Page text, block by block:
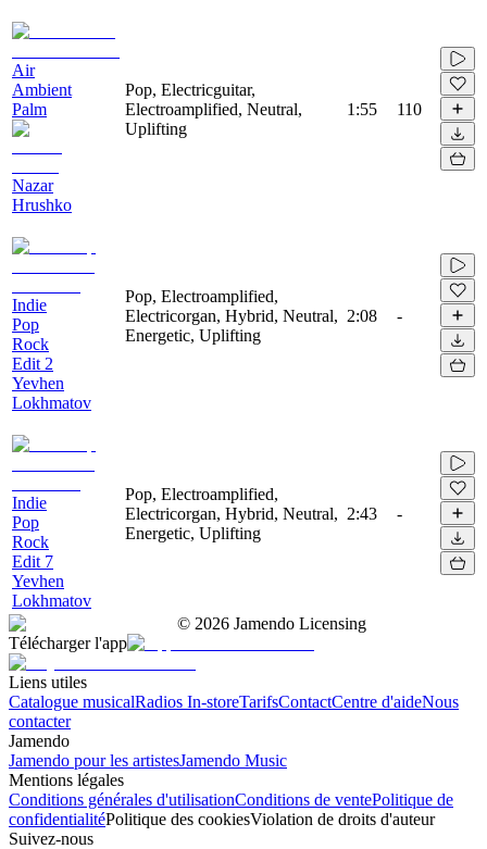
Air
Ambient
Palm
Nazar
Hrushko
Pop, Electricguitar,
Electroamplified, Neutral,
Uplifting
1:55 110
Indie
Pop
Rock
Edit 2
Yevhen
Lokhmatov
Pop, Electroamplified,
Electricorgan, Hybrid, Neutral,
Energetic, Uplifting
2:08 -
Indie
Pop
Rock
Edit 7
Yevhen
Lokhmatov
Pop, Electroamplified,
Electricorgan, Hybrid, Neutral,
Energetic, Uplifting
2:43 -
© 2026 Jamendo Licensing
Télécharger l'app
Liens utiles
Catalogue musicalRadios In-storeTarifsContactCentre d'aideNous
contacter
Jamendo
Jamendo pour les artistesJamendo Music
Mentions légales
Conditions générales d'utilisationConditions de ventePolitique de
confidentialitéPolitique des cookiesViolation de droits d'auteur
Suivez-nous